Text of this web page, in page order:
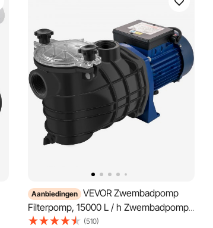
Aanbiedingen VEVOR Zwembadpomp
Filterpomp, 15000 L / h Zwembadpomp
750 W 230 V 50 Hz Zwembad
(510)